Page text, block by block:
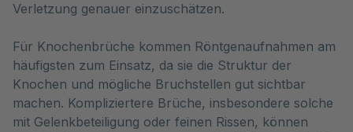
Verletzung genauer einzuschätzen.
Für Knochenbrüche kommen Röntgenaufnahmen am
häufigsten zum Einsatz, da sie die Struktur der
Knochen und mögliche Bruchstellen gut sichtbar
machen. Kompliziertere Brüche, insbesondere solche
mit Gelenkbeteiligung oder feinen Rissen, können